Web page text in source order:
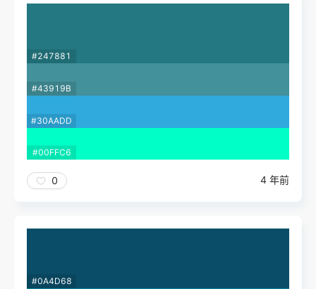
#247881
#43919B
#30AADD
#00FFC6
0 4 年前
#0A4D68